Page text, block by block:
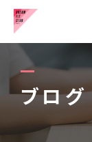
ブログ